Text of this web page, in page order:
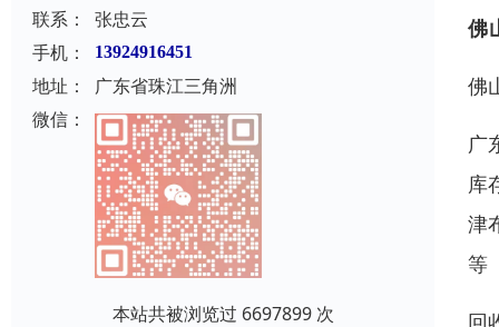
联系：
张忠云
手机：
13924916451
地址：
广东省珠江三角洲
微信：
本站共被浏览过 6697899 次
佛
佛
广
库
津
等
回